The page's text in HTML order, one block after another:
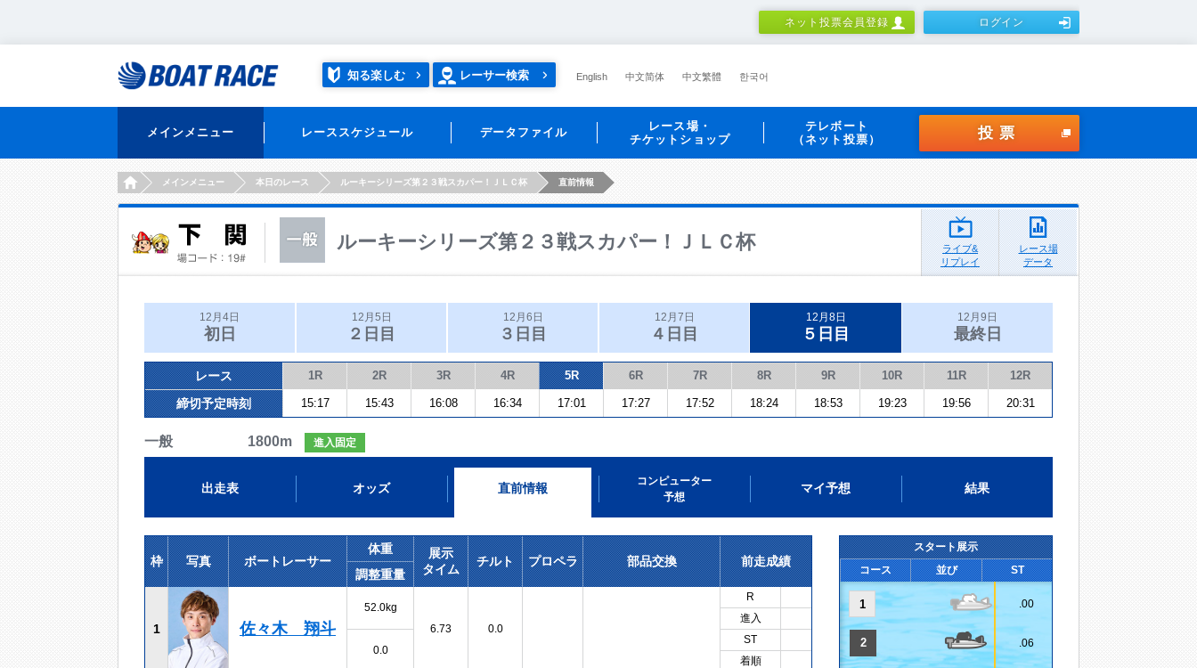
ネット投票会員登録 ログイン
知る楽しむ レーサー検索 English 中文简体 中文繁體 한국어
メインメニュー レーススケジュール データファイル
レース場・
チケットショップ
テレボート
（ネット投票）
投票
HOMEメインメニュー 本日のレース ルーキーシリーズ第２３戦スカパー！ＪＬＣ杯 直前情報
ルーキーシリーズ第２３戦スカパー！ＪＬＣ杯
ライブ&
リプレイ
レース場
データ
12月4日
初日
12月5日
２日目
12月6日
３日目
12月7日
４日目
12月8日
５日目
12月9日
最終日
レース 1R 2R 3R 4R 5R 6R 7R 8R 9R 10R 11R 12R
締切予定時刻 15:17 15:43 16:08 16:34 17:01 17:27 17:52 18:24 18:53 19:23 19:56 20:31
一般 1800m 進入固定
出走表 オッズ 直前情報
コンピューター
予想
マイ予想 結果
枠 写真 ボートレーサー
体重
展示
タイム
チルト プロペラ 部品交換
前走成績
調整重量
1 佐々木 翔斗
52.0kg
6.73
0.0
R
進入
0.0
ST
着順
スタート展示
コース
並び ST
1 .00
2 .06